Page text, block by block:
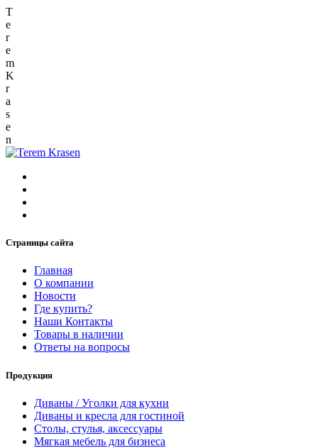
T
e
r
e
m
K
r
a
s
e
n
Страницы сайта
Главная
О компании
Новости
Где купить?
Наши Контакты
Товары в наличии
Ответы на вопросы
Продукция
Диваны / Уголки для кухни
Диваны и кресла для гостиной
Столы, стулья, аксессуары
Мягкая мебель для бизнеса